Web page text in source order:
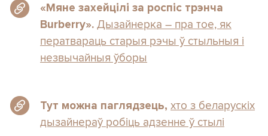
«Мяне захейцілі за роспіс трэнча
Burberry». Дызайнерка – пра тое, як
ператвараць старыя рэчы ў стыльныя і
незвычайныя ўборы
Тут можна паглядзець, хто з беларускіх
дызайнераў робіць адзенне ў стылі